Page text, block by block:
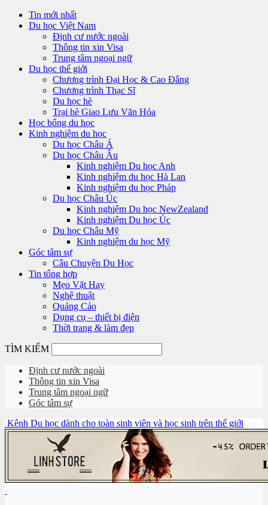
Tin mới nhất
Du học Việt Nam
Định cư nước ngoài
Thông tin xin Visa
Trung tâm ngoại ngữ
Du học thế giới
Chương trình Đại Học & Cao Đẳng
Chương trình Thạc Sĩ
Du học hè
Trại hè Giao Lưu Văn Hóa
Học bổng du học
Kinh nghiệm du học
Du học Châu Á
Du học Châu Âu
Kinh nghiệm Du học Anh
Kinh nghiệm du học Hà Lan
Kinh nghiệm du học Pháp
Du học Châu Úc
Kinh nghiệm Du học NewZealand
Kinh nghiệm Du học Úc
Du học Châu Mỹ
Kinh nghiệm du học Mỹ
Góc tâm sự
Câu Chuyện Du Học
Tin tổng hợp
Mẹo Vặt Hay
Nghệ thuật
Quảng Cáo
Dụng cụ – thiết bị điện
Thời trang & làm đẹp
TÌM KIẾM
Định cư nước ngoài
Thông tin xin Visa
Trung tâm ngoại ngữ
Góc tâm sự
Kênh Du học dành cho toàn sinh viên và học sinh trên thế giới